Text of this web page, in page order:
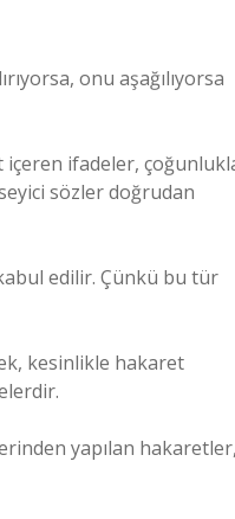
onu aşağılıyorsa
içeren ifadeler,
sözler doğrudan
edilir. Çünkü bu tür
kesinlikle hakaret
yapılan